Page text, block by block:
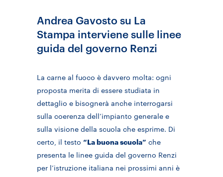
Andrea Gavosto su La
Stampa interviene sulle linee
guida del governo Renzi
La carne al fuoco è davvero molta: ogni
proposta merita di essere studiata in
dettaglio e bisognerà anche interrogarsi
sulla coerenza dell’impianto generale e
sulla visione della scuola che esprime. Di
certo, il testo “La buona scuola” che
presenta le linee guida del governo Renzi
per l’istruzione italiana nei prossimi anni è